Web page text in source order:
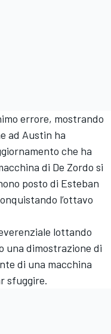
errore, mostrando
ad Austin ha
che ha
di De Zordo si
posto di Esteban
l’ottavo
lottando
una dimostrazione di
di una macchina
sfuggire.